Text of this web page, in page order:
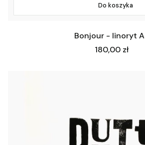
Do koszyka
Bonjour - linoryt
Cena
180,00 zł